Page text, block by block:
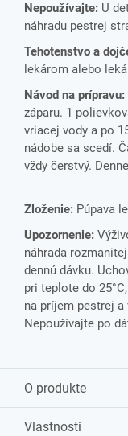
Nepoužívajte: U
náhradu pestrej
Tehotenstvo a
lekárom alebo
Návod na prípravu:
záparu. 1
vriacej vody a po
nádobe sa scedí.
vždy čerstvý.
Zloženie: Púpava
Upozornenie:
náhrada
dennú dávku.
pri teplote do
na príjem pestrej a
Nepoužívajte po
O produkte
Vlastnosti